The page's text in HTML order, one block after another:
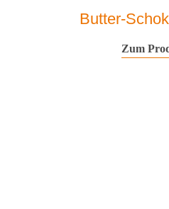
Butter-
Zum